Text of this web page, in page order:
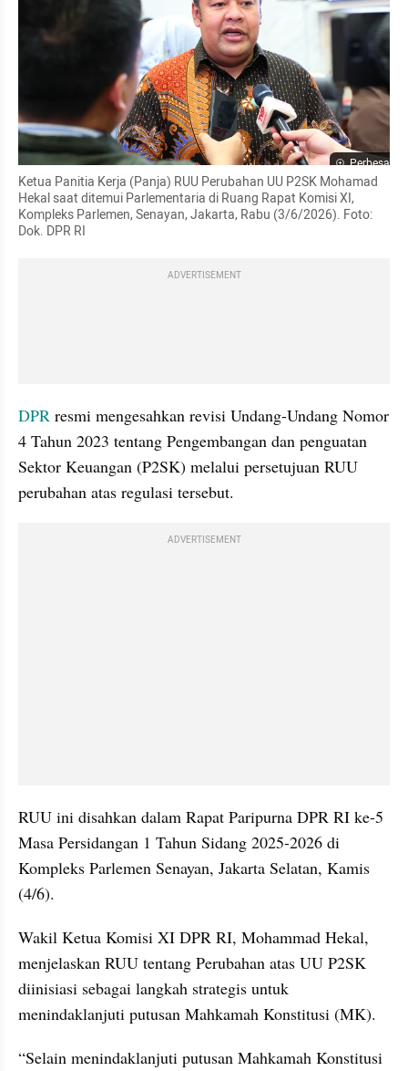
Perbesar
Ketua Panitia Kerja (Panja) RUU Perubahan UU P2SK Mohamad
Hekal saat ditemui Parlementaria di Ruang Rapat Komisi XI,
Kompleks Parlemen, Senayan, Jakarta, Rabu (3/6/2026). Foto:
Dok. DPR RI
ADVERTISEMENT
DPR resmi mengesahkan revisi Undang-Undang Nomor
4 Tahun 2023 tentang Pengembangan dan penguatan
Sektor Keuangan (P2SK) melalui persetujuan RUU
perubahan atas regulasi tersebut.
ADVERTISEMENT
RUU ini disahkan dalam Rapat Paripurna DPR RI ke-5
Masa Persidangan 1 Tahun Sidang 2025-2026 di
Kompleks Parlemen Senayan, Jakarta Selatan, Kamis
(4/6).
Wakil Ketua Komisi XI DPR RI, Mohammad Hekal,
menjelaskan RUU tentang Perubahan atas UU P2SK
diinisiasi sebagai langkah strategis untuk
menindaklanjuti putusan Mahkamah Konstitusi (MK).
“Selain menindaklanjuti putusan Mahkamah Konstitusi